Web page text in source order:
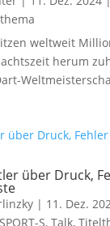
weltweit
herum
über Druck,
| 11. Dez.
SPORT-S, Talk,